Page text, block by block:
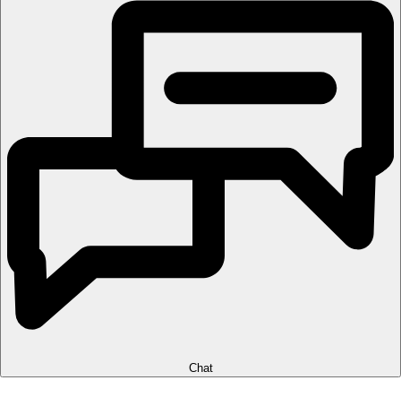
Chat